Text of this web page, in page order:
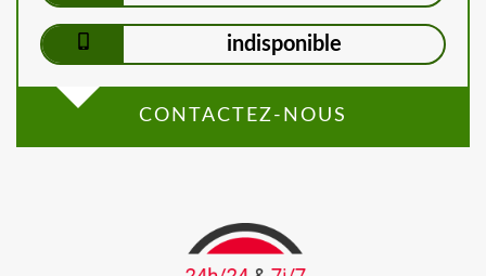
indisponible
CONTACTEZ-NOUS